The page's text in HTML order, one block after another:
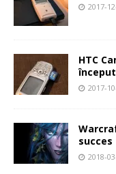
2017-
HTC
2017-
succes
2018-